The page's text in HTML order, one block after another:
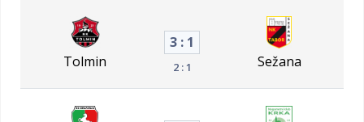
Tolmin
3 : 1
2 : 1 Sežana